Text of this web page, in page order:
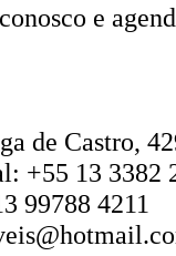
e
de Castro,
+55 13 3382
99788 4211